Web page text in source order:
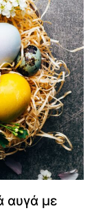
αυγά με